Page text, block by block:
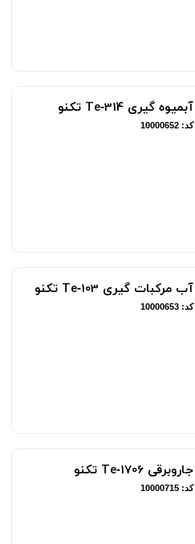
آبمیوه گیری Te‑314 تکنو
کد: 10000652
آب مرکبات گیری Te‑103 تکنو
کد: 10000653
جاروبرقی Te‑1706 تکنو
کد: 10000715